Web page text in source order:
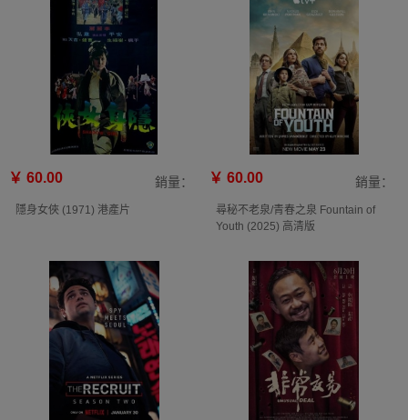
￥ 60.00 銷量：
隱身女俠 (1971) 港產片
￥ 60.00 銷量：
尋秘不老泉/青春之泉 Fountain of
Youth (2025) 高清版